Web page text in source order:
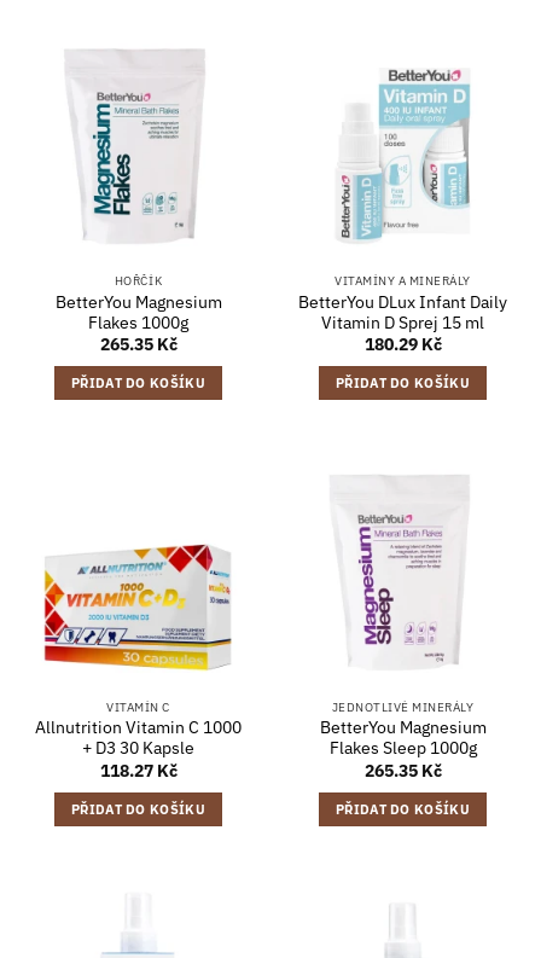
HOŘČÍK
BetterYou Magnesium
Flakes 1000g
265.35 Kč
PŘIDAT DO KOŠÍKU
VITAMÍNY A MINERÁLY
BetterYou DLux Infant Daily
Vitamin D Sprej 15 ml
180.29 Kč
PŘIDAT DO KOŠÍKU
VITAMÍN C
Allnutrition Vitamin C 1000
+ D3 30 Kapsle
118.27 Kč
PŘIDAT DO KOŠÍKU
JEDNOTLIVÉ MINERÁLY
BetterYou Magnesium
Flakes Sleep 1000g
265.35 Kč
PŘIDAT DO KOŠÍKU